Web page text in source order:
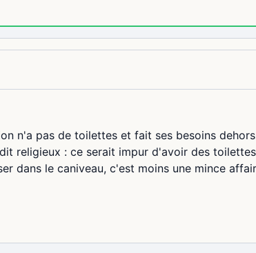
n'a pas de toilettes et fait ses besoins
religieux : ce serait impur d'avoir des
dans le caniveau, c'est moins une mince